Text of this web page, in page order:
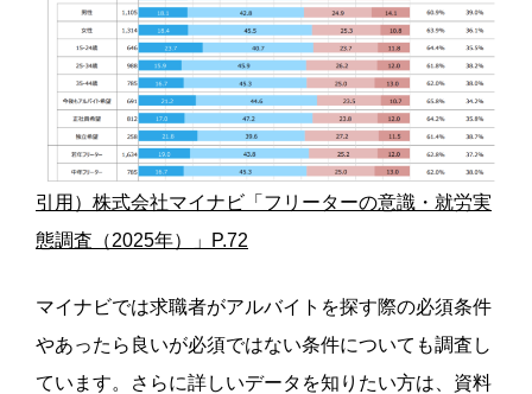
引用）株式会社マイナビ「フリーターの意識・就労実
態調査（2025年）」P.72
マイナビでは求職者がアルバイトを探す際の必須条件
やあったら良いが必須ではない条件についても調査し
ています。さらに詳しいデータを知りたい方は、資料